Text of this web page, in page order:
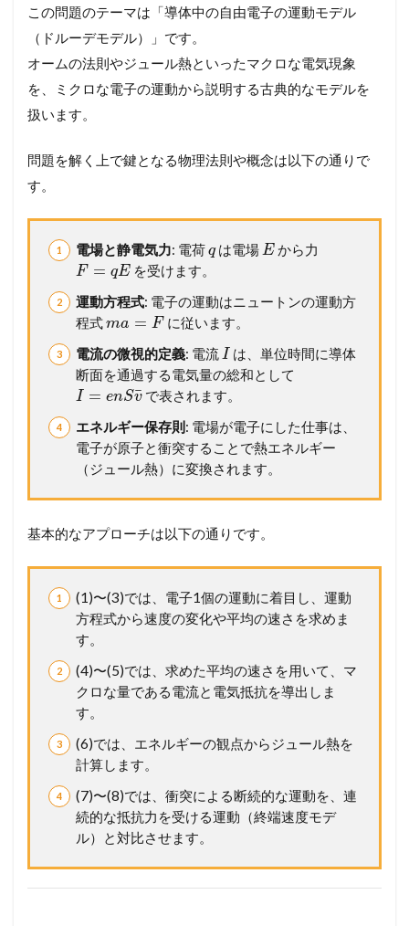
得
点
へ
！
ス
2
問
題
1
1
6
キ
ル
ヒ
ッ
フ
則
1
東
京
農
大
2.1
【
設
別
解
説
】
考
え
方
この問題のテーマは「導体中の自由電子の運動モデル
（ドルーデモデル）」です。
オームの法則やジュール熱といったマクロな電気現象
を、ミクロな電子の運動から説明する古典的なモデルを
扱います。
問題を解く上で鍵となる物理法則や概念は以下の通りで
す。
電場と静電気力: 電荷qは電場Eから力
F = qEを受けます。
運動方程式: 電子の運動はニュートンの運動方
程式ma = Fに従います。
電流の微視的定義: 電流I は、単位時間に導体
断面を通過する電気量の総和として
I = enSv
¯ で表されます。
エネルギー保存則: 電場が電子にした仕事は、
電子が原子と衝突することで熱エネルギー
（ジュール熱）に変換されます。
基本的なアプローチは以下の通りです。
(1)〜(3)では、電子1個の運動に着目し、運動
方程式から速度の変化や平均の速さを求めま
す。
(4)〜(5)では、求めた平均の速さを用いて、マ
クロな量である電流と電気抵抗を導出しま
す。
(6)では、エネルギーの観点からジュール熱を
計算します。
(7)〜(8)では、衝突による断続的な運動を、連
続的な抵抗力を受ける運動（終端速度モデ
ル）と対比させます。